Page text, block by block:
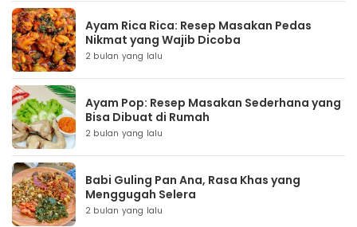
Ayam Rica Rica: Resep Masakan Pedas
Nikmat yang Wajib Dicoba
2 bulan yang lalu
Ayam Pop: Resep Masakan Sederhana yang
Bisa Dibuat di Rumah
2 bulan yang lalu
Babi Guling Pan Ana, Rasa Khas yang
Menggugah Selera
2 bulan yang lalu